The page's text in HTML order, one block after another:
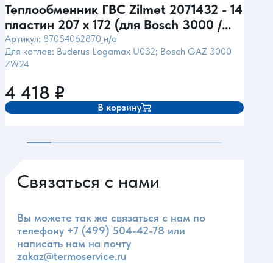
Теплообменник ГВС Zilmet 2071432 - 14
пластин 207 x 172 (для Bosch 3000 /
Buderus 032)
Артикул: 87054062870_н/о
Для котлов: Buderus Logamax U032; Bosch GAZ 3000
ZW24
4 418 ₽
В корзину
Связаться с нами
Вы можете так же связаться с нам по
телефону +7 (499) 504-42-78 или
написать нам на почту
zakaz@termoservice.ru